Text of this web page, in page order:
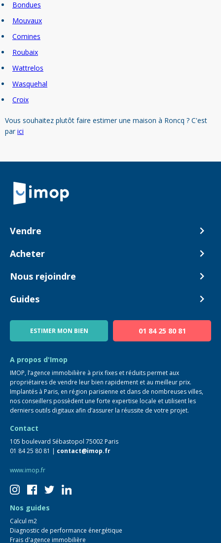
Bondues
Mouvaux
Comines
Roubaix
Wattrelos
Wasquehal
Croix
Vous souhaitez plutôt faire estimer une maison à Roncq ? C'est
parici
Retour à la navigation principale
Vendre
Comment ça marche ?
Acheter
Biens en vente
Nous rejoindre
Devenir Conseiller
Guides
Blog
ESTIMER MON BIEN 01 84 25 80 81
A propos d'Imop
IMOP, l’agence immobilière à prix fixes et réduits permet aux
propriétaires de vendre leur bien rapidement et au meilleur prix.
Implantés à Paris, en région parisienne et dans de nombreuses villes,
nos conseillers possèdent une forte expertise locale et utilisent les
derniers outils digitaux afin d’assurer la réussite de votre projet.
Contact
105 boulevard Sébastopol 75002 Paris
01 84 25 80 81 | contact@imop.fr
www.imop.fr
Nos guides
Calcul m2
Diagnostic de performance énergétique
Frais d'agence immobilière